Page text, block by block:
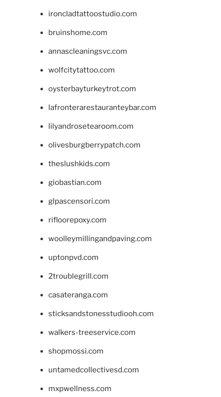
ironcladtattoostudio.com
bruinshome.com
annascleaningsvc.com
wolfcitytattoo.com
oysterbayturkeytrot.com
lafronterarestauranteybar.com
lilyandrosetearoom.com
olivesburgberrypatch.com
theslushkids.com
giobastian.com
glpascensori.com
rifloorepoxy.com
woolleymillingandpaving.com
uptonpvd.com
2troublegrill.com
casateranga.com
sticksandstonesstudiooh.com
walkers-treeservice.com
shopmossi.com
untamedcollectivesd.com
mxpwellness.com